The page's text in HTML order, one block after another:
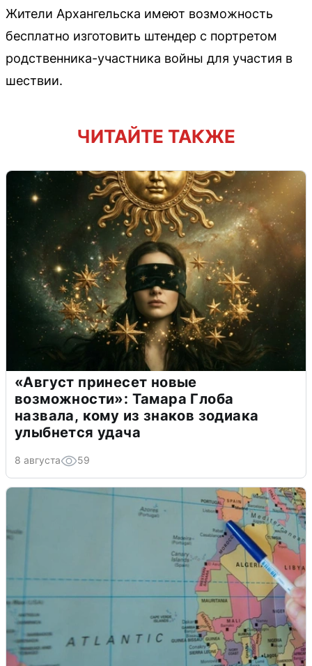
Жители Архангельска имеют возможность
бесплатно изготовить штендер с портретом
родственника-участника войны для участия в
шествии.
ЧИТАЙТЕ ТАКЖЕ
«Август принесет новые
возможности»: Тамара Глоба
назвала, кому из знаков зодиака
улыбнется удача
8 августа 59